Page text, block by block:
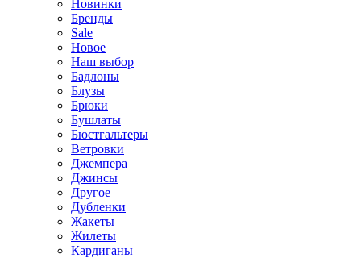
Новинки
Бренды
Sale
Новое
Наш выбор
Бадлоны
Блузы
Брюки
Бушлаты
Бюстгальтеры
Ветровки
Джемпера
Джинсы
Другое
Дубленки
Жакеты
Жилеты
Кардиганы